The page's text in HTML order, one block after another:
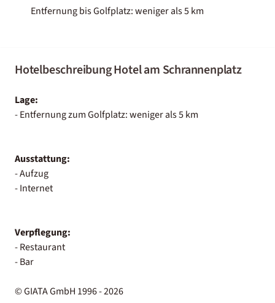
Entfernung bis Golfplatz: weniger als 5 km
Hotelbeschreibung Hotel am Schrannenplatz
Lage:
- Entfernung zum Golfplatz: weniger als 5 km
Ausstattung:
- Aufzug
- Internet
Verpflegung:
- Restaurant
- Bar
© GIATA GmbH 1996 - 2026